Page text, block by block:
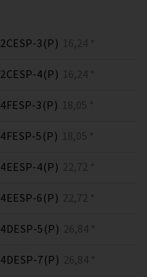
2CESP-3(P) 16,24 *
2CESP-4(P) 16,24 *
4FESP-3(P) 18,05 *
4FESP-5(P) 18,05 *
4EESP-4(P) 22,72 *
4EESP-6(P) 22,72 *
4DESP-5(P) 26,84 *
4DESP-7(P) 26,84 *